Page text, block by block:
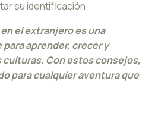
su identificación.
el extranjero es una
aprender, crecer y
Con estos consejos,
para cualquier aventura que